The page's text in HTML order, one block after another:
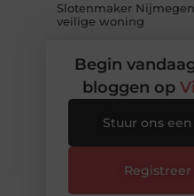
Slotenmaker
veilige woning
Begin
bloggen op
Stuur ons